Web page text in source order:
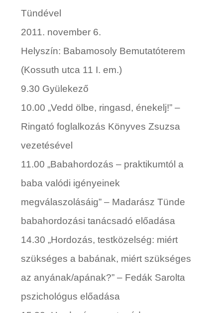
Tündével
2011. november 6.
Helyszín: Babamosoly Bemutatóterem
(Kossuth utca 11 I. em.)
9.30 Gyülekező
10.00 „Vedd ölbe, ringasd, énekelj!” –
Ringató foglalkozás Könyves Zsuzsa
vezetésével
11.00„Babahordozás – praktikumtól a
baba valódi igényeinek
megválaszolásáig” – Madarász Tünde
babahordozási tanácsadó előadása
14.30 „Hordozás, testközelség: miért
szükséges a babának, miért szükséges
az anyának/apának?” – Fedák Sarolta
pszichológus előadása